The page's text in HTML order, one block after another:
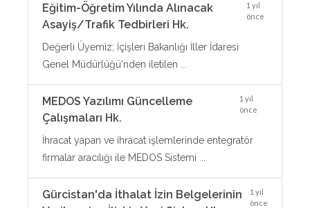
Eğitim-Öğretim Yılında Alınacak
Asayiş/Trafik Tedbirleri Hk.
1 yıl
önce
Değerli Üyemiz; İçişleri Bakanlığı İller İdaresi
Genel Müdürlüğü'nden iletilen ...
MEDOS Yazılımı Güncelleme
Çalışmaları Hk.
1 yıl
önce
İhracat yapan ve ihracat işlemlerinde entegratör
firmalar aracılığı ile MEDOS Sistemi ...
Gürcistan'da İthalat İzin Belgelerinin
1 yıl
önce